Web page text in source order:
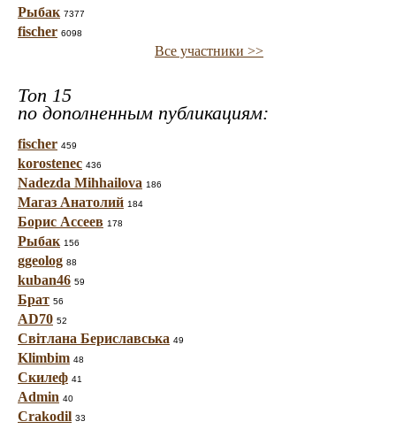
Рыбак 7377
fischer 6098
Все участники >>
Топ 15
по дополненным публикациям:
fischer 459
korostenec 436
Nadezda Mihhailova 186
Магаз Анатолий 184
Борис Ассеев 178
Рыбак 156
ggeolog 88
kuban46 59
Брат 56
AD70 52
Світлана Бериславська 49
Klimbim 48
Скилеф 41
Admin 40
Crakodil 33